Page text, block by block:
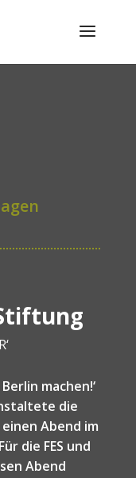
‘
Berlin machen!‘
die
Abend im
die FES und
Abend